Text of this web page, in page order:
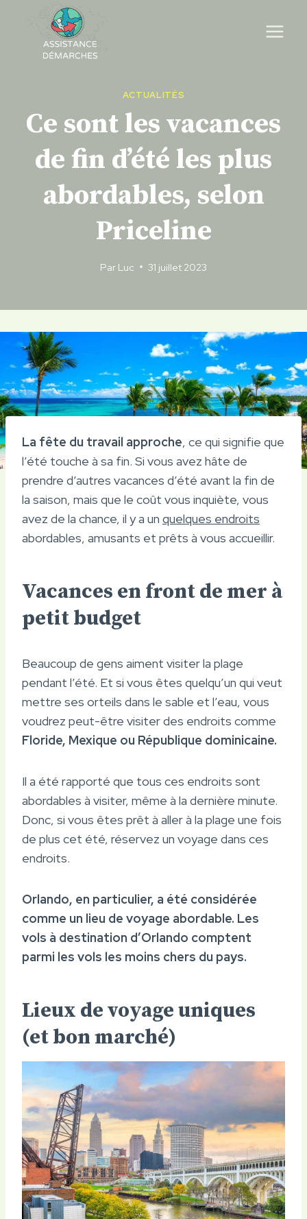
content
ACTUALITÉS
Ce sont les vacances
de fin d’été les plus
abordables, selon
Priceline
Par Luc 31 juillet 2023
La fête du travail approche, ce qui signifie que
l’été touche à sa fin. Si vous avez hâte de
prendre d’autres vacances d’été avant la fin de
la saison, mais que le coût vous inquiète, vous
avez de la chance, il y a un quelques endroits
abordables, amusants et prêts à vous accueillir.
Vacances en front de mer à
petit budget
Beaucoup de gens aiment visiter la plage
pendant l’été. Et si vous êtes quelqu’un qui veut
mettre ses orteils dans le sable et l’eau, vous
voudrez peut-être visiter des endroits comme
Floride, Mexique ou République dominicaine.
Il a été rapporté que tous ces endroits sont
abordables à visiter, même à la dernière minute.
Donc, si vous êtes prêt à aller à la plage une fois
de plus cet été, réservez un voyage dans ces
endroits.
Orlando, en particulier, a été considérée
comme un lieu de voyage abordable. Les
vols à destination d’Orlando comptent
parmi les vols les moins chers du pays.
Lieux de voyage uniques
(et bon marché)